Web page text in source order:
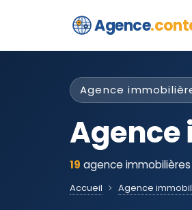
Agence
Agence
Agence
19 agence
Accueil Agence